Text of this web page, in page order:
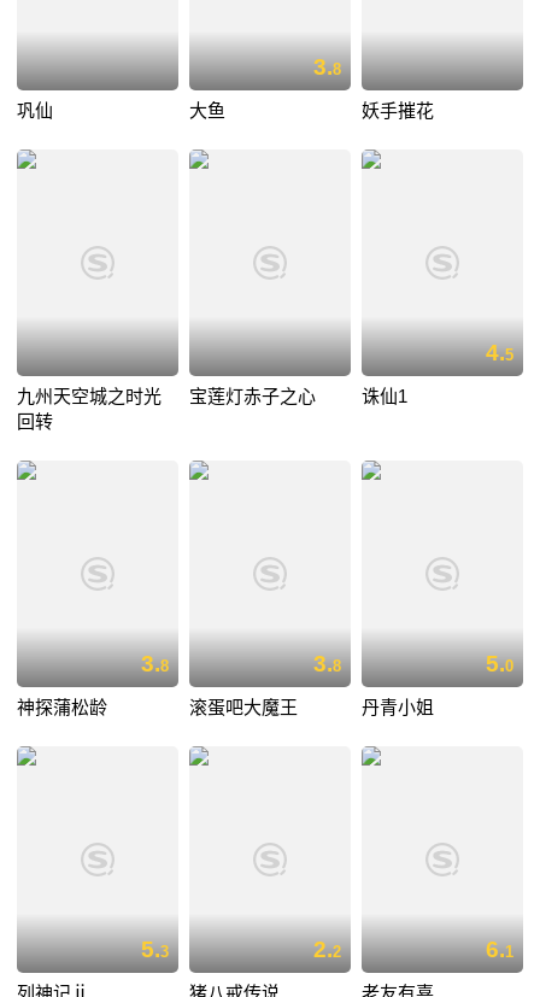
巩仙
3.8
大鱼 妖手摧花
九州天空城之时光
回转
宝莲灯赤子之心
4.5
诛仙1
3.8
神探蒲松龄
3.8
滚蛋吧大魔王
5.0
丹青小姐
5.3 2.2 6.1